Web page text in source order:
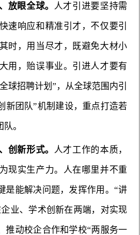
放眼全球。 人才引进要坚持需
速响应和精准引才，不仅要引
时，用当尽才，既避免大材小
用，贻误事业。引进人才要有
球招聘计划”，从全球范围内引
新团队”机制建设，重点打造若
。
创新形式。 人才工作的本质，
现实生产力。人在哪里并不重
是能解决问题，发挥作用。“讲
业、学术创新在两端，对实现
推动校企合作和学校“两服务一